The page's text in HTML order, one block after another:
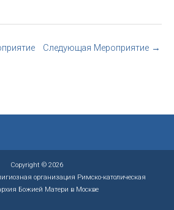
Следующая Мероприятие →
Copyright © 2026
организация Римско-католическая
Божией Матери в Москве